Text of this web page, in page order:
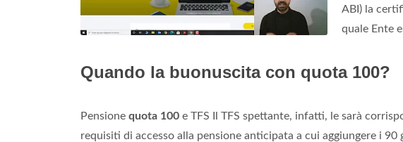
ABI) la
quale Ente
Quando la buonuscita con quota 100?
Pensione quota 100 e TFS Il TFS spettante, infatti, le sarà
requisiti di accesso alla pensione anticipata a cui aggiungere i